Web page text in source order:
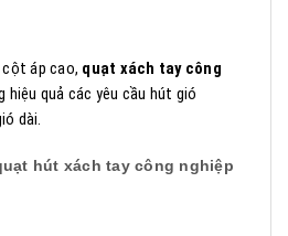
áp cao, quạt xách tay công
hiệu quả các yêu cầu hút gió
dài.
hút xách tay công nghiệp